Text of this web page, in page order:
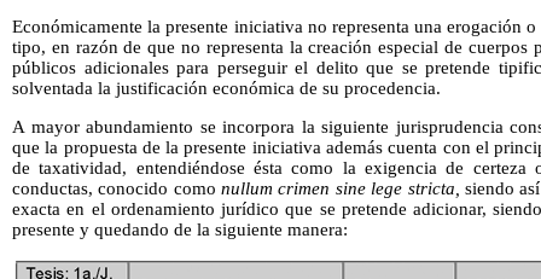
Económicamente la presente iniciativa no representa una erogación
tipo, en razón de que no representa la creación especial de cuerpos
públicos adicionales para perseguir el delito que se pretende
solventada la justificación económica de su procedencia.
A mayor abundamiento se incorpora la siguiente jurisprudencia
que la propuesta de la presente iniciativa además cuenta con el
de taxatividad, entendiéndose ésta como la exigencia de
conductas, conocido comonullum crimen sine lege stricta, siendo
exacta en el ordenamiento jurídico que se pretende adicionar,
presente y quedando de la siguiente manera: